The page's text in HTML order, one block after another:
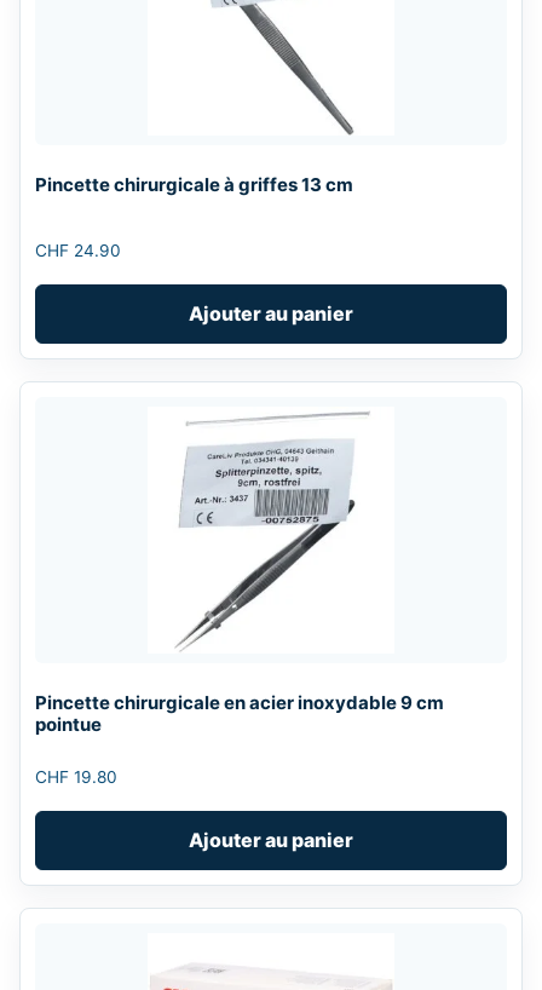
Pincette chirurgicale à griffes 13 cm
CHF 24.90
Ajouter au panier
Pincette chirurgicale en acier inoxydable 9 cm
pointue
CHF 19.80
Ajouter au panier